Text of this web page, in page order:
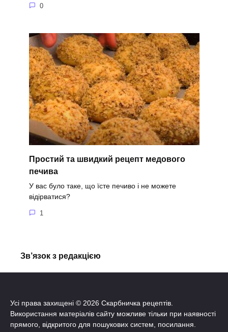
0
Простий та швидкий рецепт медового
печива
У вас було таке, що їсте печиво і не можете
відірватися?
1
Зв’язок з редакцією
Усі права захищені © 2026 Скарбничка рецептів.
Використання матеріалів сайту можливе тільки при наявності
прямого, відкритого для пошукових систем, посилання.